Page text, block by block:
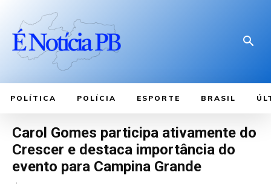
POLÍTICA POLÍCIA ESPORTE BRASIL
Carol Gomes participa ativamente do
Crescer e destaca importância do
evento para Campina Grande